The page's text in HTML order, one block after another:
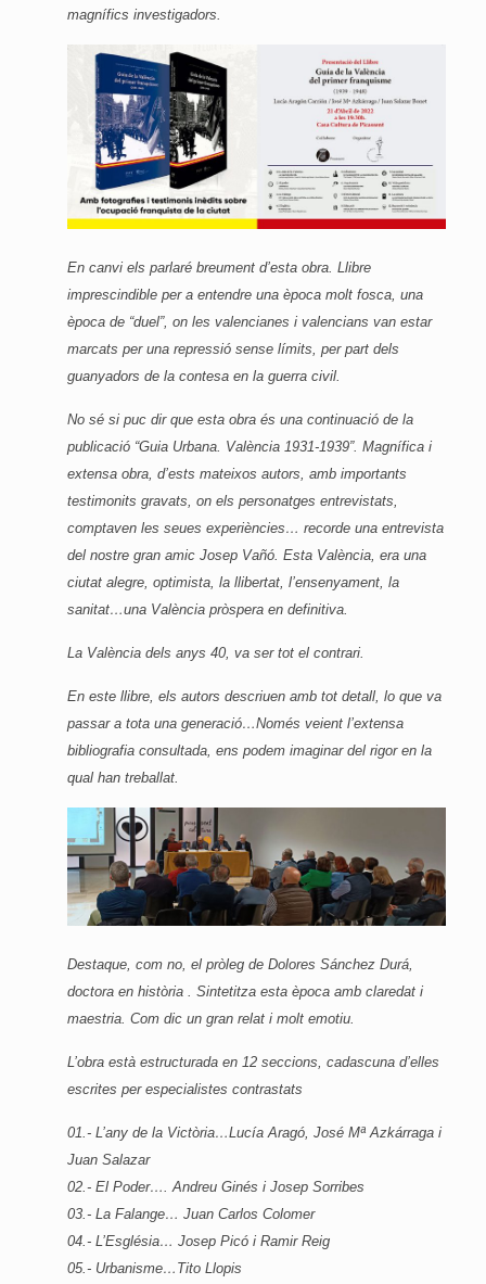
magnífics investigadors.
En canvi els parlaré breument d’esta obra. Llibre
imprescindible per a entendre una època molt fosca, una
època de “duel”, on les valencianes i valencians van estar
marcats per una repressió sense límits, per part dels
guanyadors de la contesa en la guerra civil.
No sé si puc dir que esta obra és una continuació de la
publicació “Guia Urbana. València 1931-1939”. Magnífica i
extensa obra, d’ests mateixos autors, amb importants
testimonits gravats, on els personatges entrevistats,
comptaven les seues experiències… recorde una entrevista
del nostre gran amic Josep Vañó. Esta València, era una
ciutat alegre, optimista, la llibertat, l’ensenyament, la
sanitat…una València pròspera en definitiva.
La València dels anys 40, va ser tot el contrari.
En este llibre, els autors descriuen amb tot detall, lo que va
passar a tota una generació…Només veient l’extensa
bibliografia consultada, ens podem imaginar del rigor en la
qual han treballat.
Destaque, com no, el pròleg de Dolores Sánchez Durá,
doctora en història . Sintetitza esta època amb claredat i
maestria. Com dic un gran relat i molt emotiu.
L’obra està estructurada en 12 seccions, cadascuna d’elles
escrites per especialistes contrastats
01.- L’any de la Victòria…Lucía Aragó, José Mª Azkárraga i
Juan Salazar
02.- El Poder…. Andreu Ginés i Josep Sorribes
03.- La Falange… Juan Carlos Colomer
04.- L’Església… Josep Picó i Ramir Reig
05.- Urbanisme…Tito Llopis